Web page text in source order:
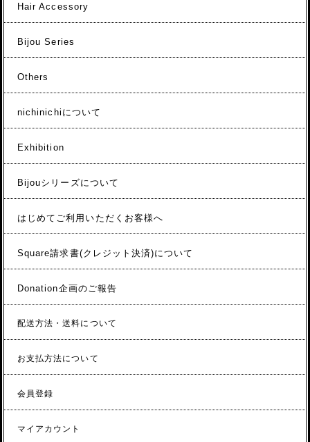
Hair Accessory
Bijou Series
Others
nichinichiについて
Exhibition
Bijouシリーズについて
はじめてご利用いただくお客様へ
Square請求書(クレジット決済)について
Donation企画のご報告
配送方法・送料について
お支払方法について
会員登録
マイアカウント